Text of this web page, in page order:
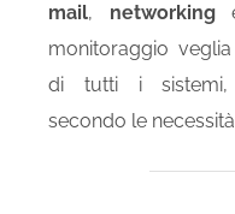
mail, networking
monitoraggio
di tutti i sistemi,
secondo le